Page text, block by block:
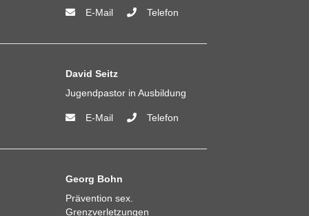
E-Mail Telefon
David Seitz
Jugendpastor in Ausbildung
E-Mail Telefon
Georg Bohn
Prävention sex.
Grenzverletzungen